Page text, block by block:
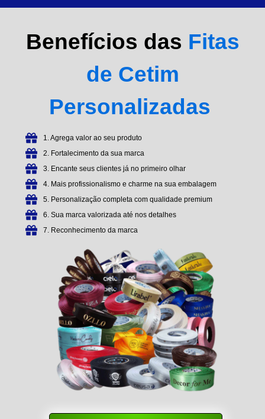
Benefícios das Fitas
de Cetim
Personalizadas
1. Agrega valor ao seu produto
2. Fortalecimento da sua marca
3. Encante seus clientes já no primeiro olhar
4. Mais profissionalismo e charme na sua embalagem
5. Personalização completa com qualidade premium
6. Sua marca valorizada até nos detalhes
7. Reconhecimento da marca